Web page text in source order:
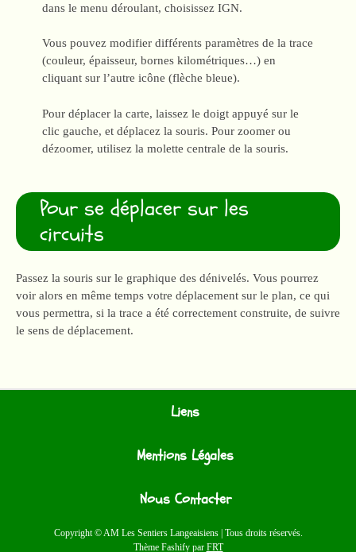
dans le menu déroulant, choisissez IGN.
Vous pouvez modifier différents paramètres de la trace
(couleur, épaisseur, bornes kilométriques…) en
cliquant sur l’autre icône (flèche bleue).
Pour déplacer la carte, laissez le doigt appuyé sur le
clic gauche, et déplacez la souris. Pour zoomer ou
dézoomer, utilisez la molette centrale de la souris.
Pour se déplacer sur les
circuits
Passez la souris sur le graphique des dénivelés. Vous pourrez
voir alors en même temps votre déplacement sur le plan, ce qui
vous permettra, si la trace a été correctement construite, de suivre
le sens de déplacement.
Liens
Mentions Légales
Nous Contacter
Copyright © AM Les Sentiers Langeaisiens | Tous droits réservés.
Thème Fashify par FRT